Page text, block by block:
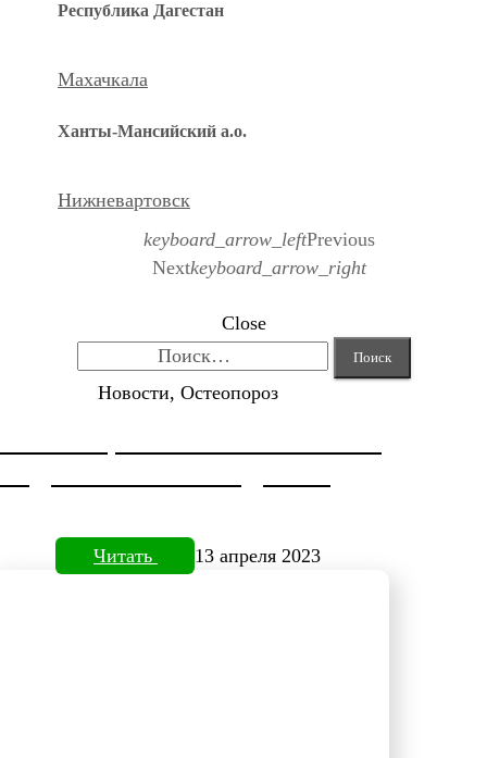
Республика Дагестан
Махачкала
Ханты-Мансийский а.о.
Нижневартовск
keyboard_arrow_leftPrevious
Nextkeyboard_arrow_right
Close
Новости, Остеопороз
Читать 13 апреля 2023